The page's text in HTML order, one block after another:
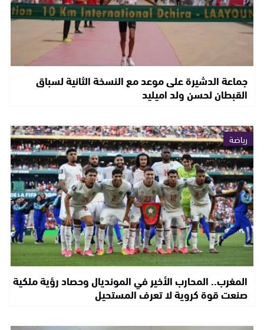
جماعة الدشيرة على موعد مع النسخة الثانية لسباق
القبطان لحسن ولد اميليد
رياضة
المغرب.. المحارب الأخير في المونديال وحصاد رؤية ملكية
صنعت قوة كروية لا تعرف المستحيل